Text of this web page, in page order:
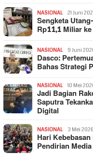
NASIONAL 21 Juni
Sengketa
Rp11,1 Miliar
NASIONAL 9 Juni
Dasco:
Bahas Strategi
NASIONAL 10 Mei
Jadi Bagian
Saputra
Digital
NASIONAL 3 Mei 2026
Hari
Pendirian